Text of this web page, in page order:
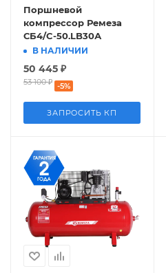
Поршневой
компрессор Ремеза
СБ4/C-50.LB30А
В НАЛИЧИИ
50 445 ₽
53 100₽ -5%
ЗАПРОСИТЬ КП